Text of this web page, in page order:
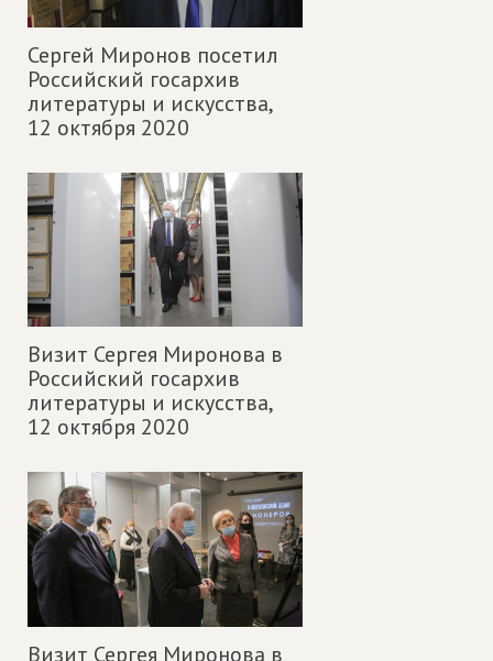
Сергей Миронов посетил
Российский госархив
литературы и искусства,
12 октября 2020
Визит Сергея Миронова в
Российский госархив
литературы и искусства,
12 октября 2020
Визит Сергея Миронова в